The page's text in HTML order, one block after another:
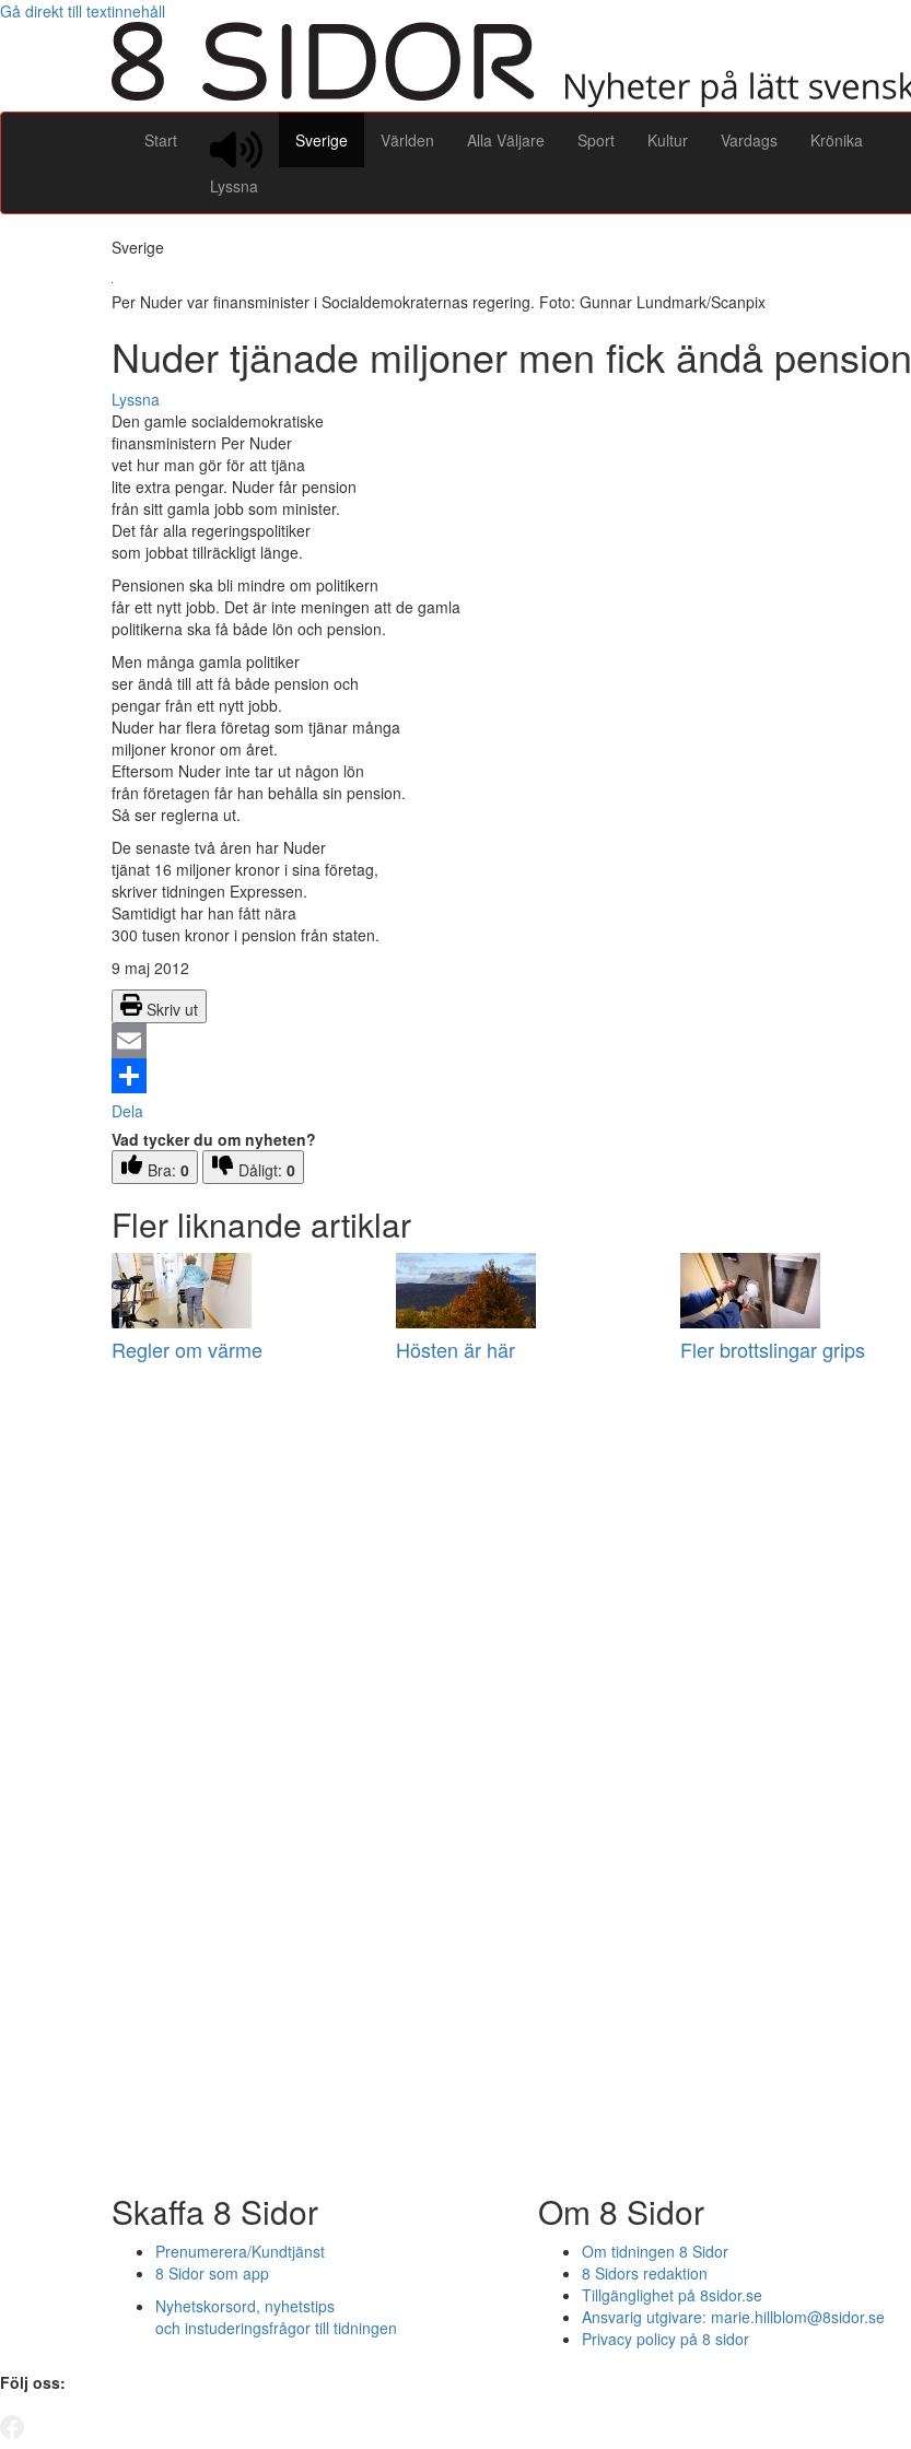
Gå direkt till textinnehåll
Start
Lyssna
Sverige Världen Alla Väljare Sport Kultur Vardags Krönika
Sverige
Per Nuder var finansminister i Socialdemokraternas regering. Foto: Gunnar Lundmark/Scanpix
Nuder tjänade miljoner men fick ändå pension
Lyssna
Den gamle socialdemokratiske
finansministern Per Nuder
vet hur man gör för att tjäna
lite extra pengar. Nuder får pension
från sitt gamla jobb som minister.
Det får alla regeringspolitiker
som jobbat tillräckligt länge.
Pensionen ska bli mindre om politikern
får ett nytt jobb. Det är inte meningen att de gamla
politikerna ska få både lön och pension.
Men många gamla politiker
ser ändå till att få både pension och
pengar från ett nytt jobb.
Nuder har flera företag som tjänar många
miljoner kronor om året.
Eftersom Nuder inte tar ut någon lön
från företagen får han behålla sin pension.
Så ser reglerna ut.
De senaste två åren har Nuder
tjänat 16 miljoner kronor i sina företag,
skriver tidningen Expressen.
Samtidigt har han fått nära
300 tusen kronor i pension från staten.
9 maj 2012
Skriv ut
Email
Dela
Vad tycker du om nyheten?
Bra: 0 Dåligt: 0
Fler liknande artiklar
Regler om värme Hösten är här Fler brottslingar grips
Skaffa 8 Sidor
Prenumerera/Kundtjänst
8 Sidor som app
Nyhetskorsord, nyhetstips
och instuderingsfrågor till tidningen
Om 8 Sidor
Om tidningen 8 Sidor
8 Sidors redaktion
Tillgänglighet på 8sidor.se
Ansvarig utgivare: marie.hillblom@8sidor.se
Privacy policy på 8 sidor
Följ oss: